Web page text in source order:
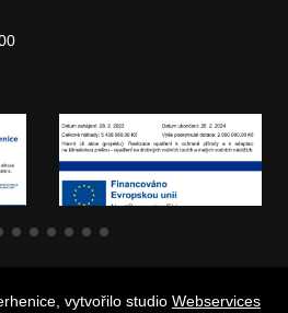
vytvořilo studio Webservices